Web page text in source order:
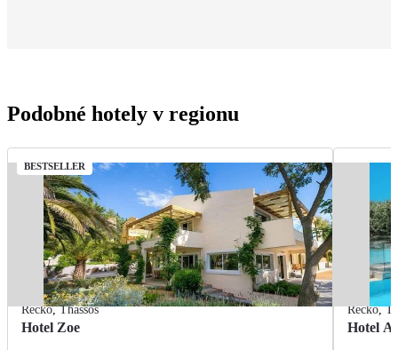
Podobné hotely v regionu
BESTSELLER
Řecko,Thassos
Hotel Zoe
Řecko,
Hotel